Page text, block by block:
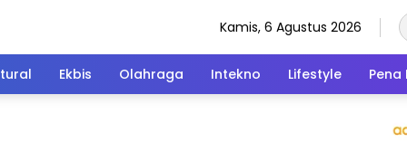
Kamis, 6 Agustus 2026
Ekbis Olahraga Intekno Lifestyle Pena